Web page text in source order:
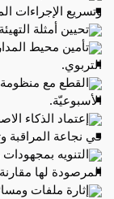
وتسريع الإجراءات
تحيين أمثلة
تأمين محيط
التربوي.
القطع مع منظومة
الأسبوعيّة.
إعتماد الذكاء
في نجاعة
التنويه بمجهودات
المرصودة لها
إثارة ملفات